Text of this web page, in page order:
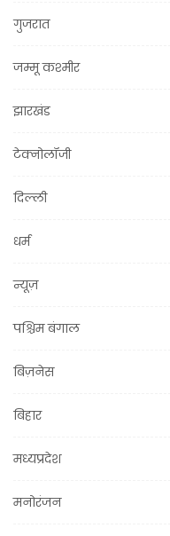
गुजरात
जम्मू कश्मीर
झारखंड
टेक्नोलॉजी
दिल्ली
धर्म
न्यूज़
पश्चिम बंगाल
बिज़नेस
बिहार
मध्यप्रदेश
मनोरंजन